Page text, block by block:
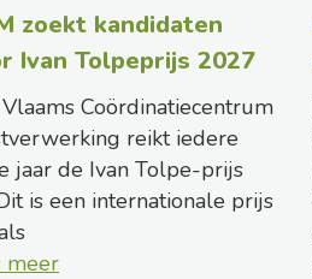
zoekt kandidaten
Ivan Tolpeprijs 2027
Coördinatiecentrum
reikt iedere
jaar de Ivan Tolpe-prijs
is een internationale prijs
meer